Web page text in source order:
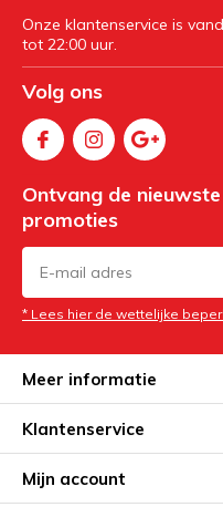
Onze klantenservice is
tot 22:00 uur.
Volg ons
Ontvang de
promoties
* Lees hier de wettelijke
Meer informatie
Klantenservice
Mijn account